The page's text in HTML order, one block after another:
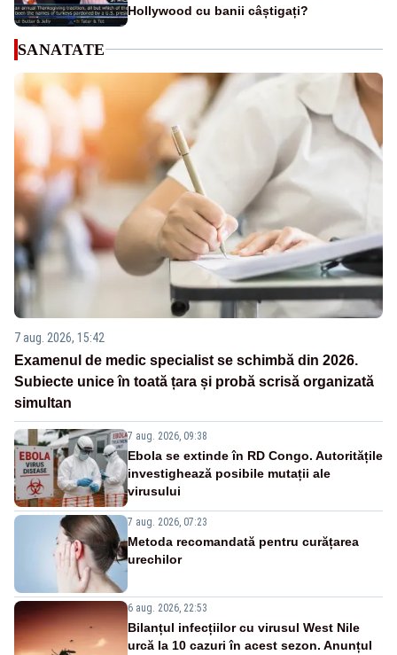
Hollywood cu banii câștigați?
SANATATE
7 aug. 2026, 15:42
Examenul de medic specialist se schimbă din 2026.
Subiecte unice în toată țara și probă scrisă organizată
simultan
7 aug. 2026, 09:38
Ebola se extinde în RD Congo. Autoritățile
investighează posibile mutații ale
virusului
7 aug. 2026, 07:23
Metoda recomandată pentru curățarea
urechilor
6 aug. 2026, 22:53
Bilanțul infecțiilor cu virusul West Nile
urcă la 10 cazuri în acest sezon. Anunțul